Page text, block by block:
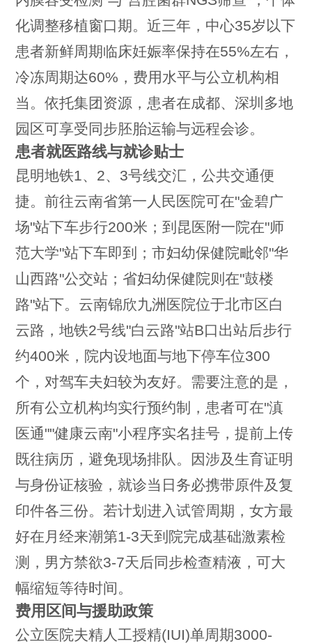
化调整移植窗口期。近三年，中心35岁以下
患者新鲜周期临床妊娠率保持在55%左右，
冷冻周期达60%，费用水平与公立机构相
当。依托集团资源，患者在成都、深圳多地
园区可享受同步胚胎运输与远程会诊。
患者就医路线与就诊贴士
昆明地铁1、2、3号线交汇，公共交通便
捷。前往云南省第一人民医院可在"金碧广
场"站下车步行200米；到昆医附一院在"师
范大学"站下车即到；市妇幼保健院毗邻"华
山西路"公交站；省妇幼保健院则在"鼓楼
路"站下。云南锦欣九洲医院位于北市区白
云路，地铁2号线"白云路"站B口出站后步行
约400米，院内设地面与地下停车位300
个，对驾车夫妇较为友好。需要注意的是，
所有公立机构均实行预约制，患者可在"滇
医通""健康云南"小程序实名挂号，提前上传
既往病历，避免现场排队。因涉及生育证明
与身份证核验，就诊当日务必携带原件及复
印件各三份。若计划进入试管周期，女方最
好在月经来潮第1-3天到院完成基础激素检
测，男方禁欲3-7天后同步检查精液，可大
幅缩短等待时间。
费用区间与援助政策
公立医院夫精人工授精(IUI)单周期3000-